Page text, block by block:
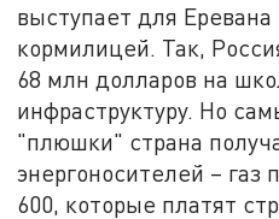
выступает для
кормилицей. Так,
68 млн долларов на
инфраструктуру. Но
"плюшки" страна
энергоносителей – газ
600, которые платят